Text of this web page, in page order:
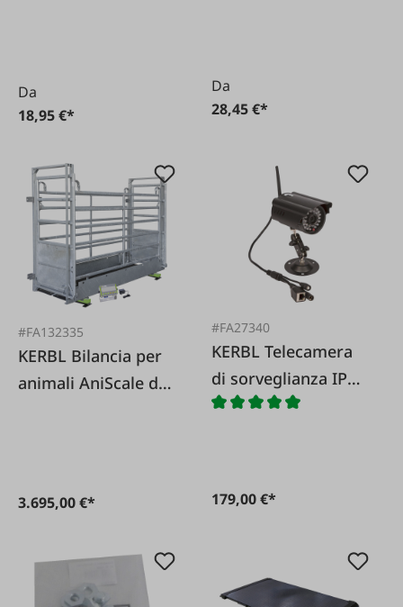
Da
18,95 €*
Da
28,45 €*
#FA132335
KERBL Bilancia per
animali AniScale da
3.695,00 €*
#FA27340
KERBL Telecamera
di sorveglianza IP
Cam 2.0 HD
179,00 €*